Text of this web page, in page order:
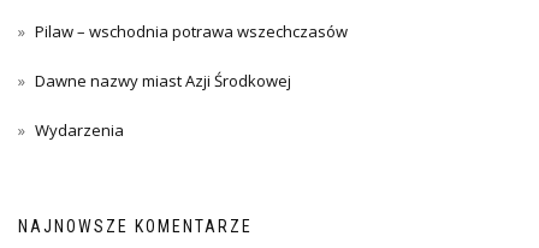
Pilaw – wschodnia potrawa wszechczasów
Dawne nazwy miast Azji Środkowej
Wydarzenia
NAJNOWSZE KOMENTARZE